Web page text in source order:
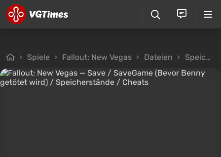
Spiele Fallout: New Vegas Dateien Speicherstände